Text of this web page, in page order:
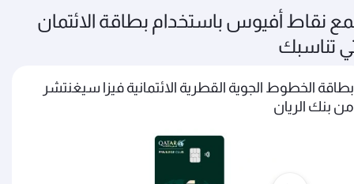
نقاط أفيوس باستخدام بطاقة الائتمان
تناسبك
بطاقة الخطوط الجوية القطرية الائتمانية فيزا سيغنتشر
من بنك الريان